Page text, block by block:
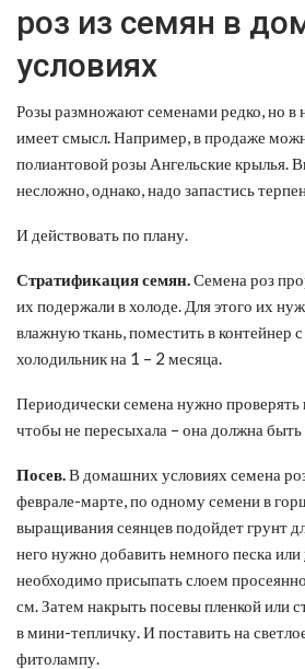
роз из семян в
условиях
Розы размножают семенами редко, но в
имеет смысл. Например, в продаже
полиантовой розы Ангельские крылья.
несложно, однако, надо запастись
И действовать по плану.
Стратификация семян.Семена роз
их подержали в холоде. Для этого их
влажную ткань, поместить в контейнер
холодильник на 1 – 2 месяца.
Периодически семена нужно проверять
чтобы не пересыхала – она должна
Посев.В домашних условиях семена
феврале-марте, по одному семени в
выращивания сеянцев подойдет грунт
него нужно добавить немного песка или
необходимо присыпать слоем
см. Затем накрыть посевы пленкой или
в мини-тепличку. И поставить на
фитолампу.